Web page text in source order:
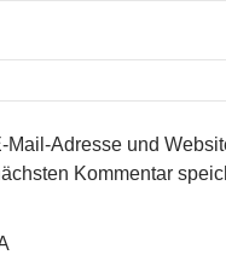
Mail-Adresse und
Kommentar